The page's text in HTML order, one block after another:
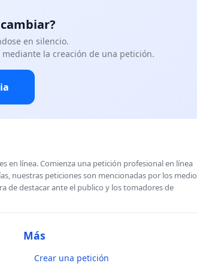
en silencio.
la creación de una petición.
en línea. Comienza una petición profesional en línea
nuestras peticiones son mencionadas por los
de destacar ante el publico y los tomadores de
Más
Crear una petición